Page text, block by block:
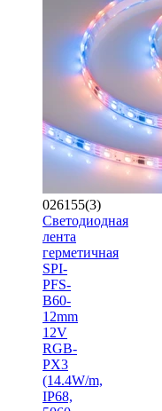
026155(3)
Светодиодная
лента
герметичная
SPI-
PFS-
B60-
12mm
12V
RGB-
PX3
(14.4W/m,
IP68,